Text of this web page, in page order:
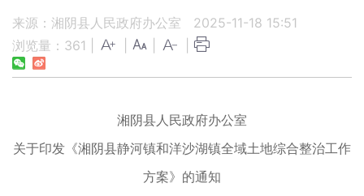
来源：湘阴县人民政府办公室
2025-11-18 15:51
浏览量： 361
湘阴县人民政府办公室
关于印发《湘阴县静河镇和洋沙湖镇全域土地综合整治工作
方案》的通知